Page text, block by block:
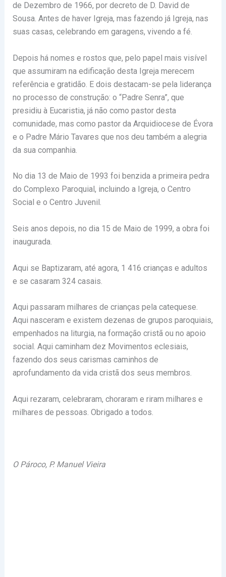
de Dezembro de 1966, por decreto de D. David de
Sousa. Antes de haver Igreja, mas fazendo já Igreja, nas
suas casas, celebrando em garagens, vivendo a fé.
Depois há nomes e rostos que, pelo papel mais visível
que assumiram na edificação desta Igreja merecem
referência e gratidão. E dois destacam-se pela liderança
no processo de construção: o “Padre Senra”, que
presidiu à Eucaristia, já não como pastor desta
comunidade, mas como pastor da Arquidiocese de Évora
e o Padre Mário Tavares que nos deu também a alegria
da sua companhia.
No dia 13 de Maio de 1993 foi benzida a primeira pedra
do Complexo Paroquial, incluindo a Igreja, o Centro
Social e o Centro Juvenil.
Seis anos depois, no dia 15 de Maio de 1999, a obra foi
inaugurada.
Aqui se Baptizaram, até agora, 1 416 crianças e adultos
e se casaram 324 casais.
Aqui passaram milhares de crianças pela catequese.
Aqui nasceram e existem dezenas de grupos paroquiais,
empenhados na liturgia, na formação cristã ou no apoio
social. Aqui caminham dez Movimentos eclesiais,
fazendo dos seus carismas caminhos de
aprofundamento da vida cristã dos seus membros.
Aqui rezaram, celebraram, choraram e riram milhares e
milhares de pessoas. Obrigado a todos.
O Pároco, P. Manuel Vieira